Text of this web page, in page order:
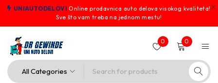
UNIAUTODELOVI Online prodavnica auto delova visokog kvaliteta!
Sve što vam treba na jednom mestu!
0 0